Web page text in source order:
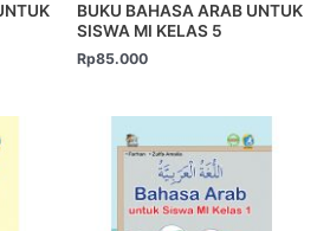
BUKU BAHASA ARAB UNTUK
SISWA MI KELAS 5
Rp85.000